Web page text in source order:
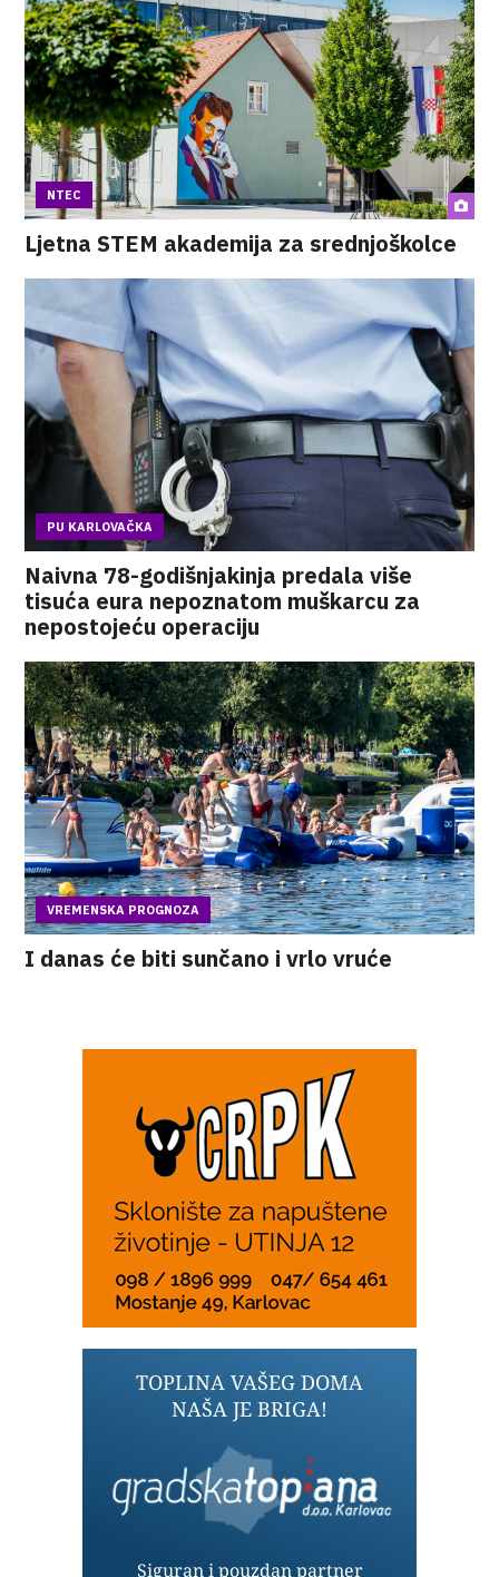
NTEC
Ljetna STEM akademija za srednjoškolce
PU KARLOVAČKA
Naivna 78-godišnjakinja predala više
tisuća eura nepoznatom muškarcu za
nepostojeću operaciju
VREMENSKA PROGNOZA
I danas će biti sunčano i vrlo vruće